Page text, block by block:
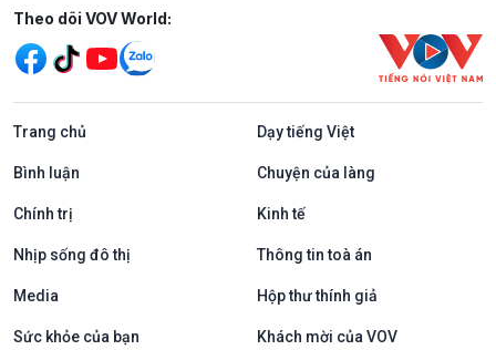
Mạng xã hội
Theo dõi VOV World:
Trang chủ Dạy tiếng Việt
Bình luận Chuyện của làng
Chính trị Kinh tế
Nhịp sống đô thị Thông tin toà án
Media Hộp thư thính giả
Sức khỏe của bạn Khách mời của VOV